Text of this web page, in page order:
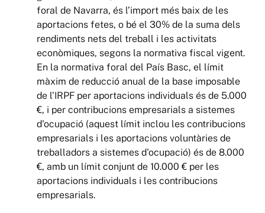
foral de Navarra, és l’import més baix de les
aportacions fetes, o bé el 30% de la suma dels
rendiments nets del treball i les activitats
econòmiques, segons la normativa fiscal vigent.
En la normativa foral del País Basc, el límit
màxim de reducció anual de la base imposable
de l’IRPF per aportacions individuals és de 5.000
€, i per contribucions empresarials a sistemes
d'ocupació (aquest límit inclou les contribucions
empresarials i les aportacions voluntàries de
treballadors a sistemes d'ocupació) és de 8.000
€, amb un límit conjunt de 10.000 € per les
aportacions individuals i les contribucions
empresarials.